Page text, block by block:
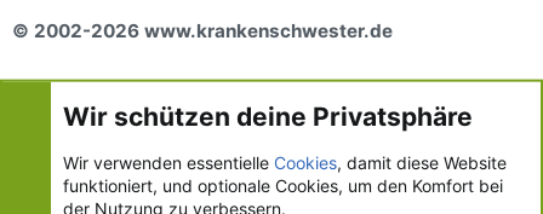
© 2002-2026 www.krankenschwester.de
Wir schützen deine Privatsphäre
Wir verwenden essentielle Cookies, damit diese Website
funktioniert, und optionale Cookies, um den Komfort bei
der Nutzung zu verbessern.